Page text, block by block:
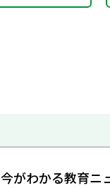
今がわかる教育ニ